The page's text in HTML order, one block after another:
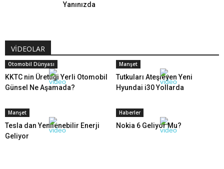
Yanınızda
VİDEOLAR
Otomobil Dünyası
KKTC nin Ürettiği Yerli Otomobil
Günsel Ne Aşamada?
Manşet
Tutkuları Ateşleyen Yeni
Hyundai i30 Yollarda
Manşet
Tesla dan Yenilenebilir Enerji
Geliyor
Haberler
Nokia 6 Geliyor Mu?